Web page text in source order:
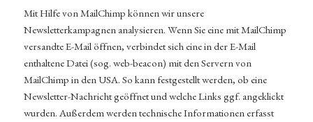
Mit Hilfe von MailChimp können wir unsere
Newsletterkampagnen analysieren. Wenn Sie eine mit MailChimp
versandte E-Mail öffnen, verbindet sich eine in der E-Mail
enthaltene Datei (sog. web-beacon) mit den Servern von
MailChimp in den USA. So kann festgestellt werden, ob eine
Newsletter-Nachricht geöffnet und welche Links ggf. angeklickt
wurden. Außerdem werden technische Informationen erfasst